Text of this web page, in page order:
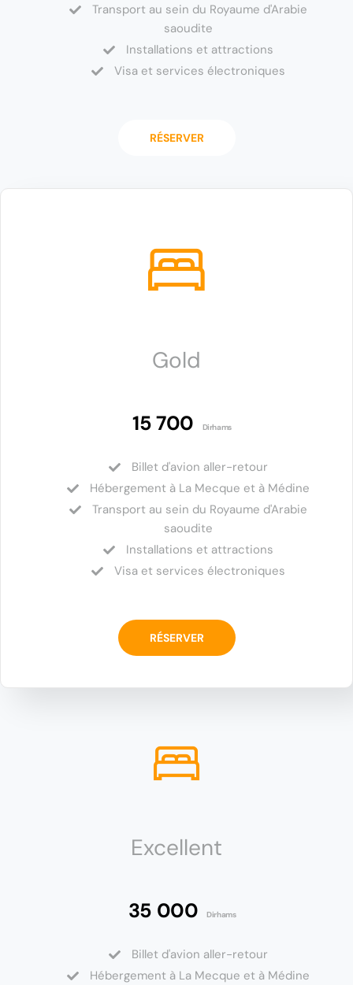
Transport au sein du Royaume d'Arabie
saoudite
Installations et attractions
Visa et services électroniques
RÉSERVER
Gold
15 700 Dirhams
Billet d'avion aller-retour
Hébergement à La Mecque et à Médine
Transport au sein du Royaume d'Arabie
saoudite
Installations et attractions
Visa et services électroniques
RÉSERVER
Excellent
35 000 Dirhams
Billet d'avion aller-retour
Hébergement à La Mecque et à Médine